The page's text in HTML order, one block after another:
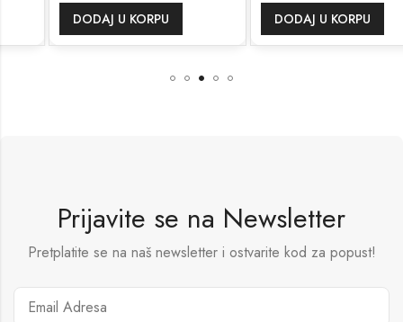
DODAJ U KORPU DODAJ U KORPU
Prijavite se na Newsletter
Pretplatite se na naš newsletter i ostvarite kod za popust!